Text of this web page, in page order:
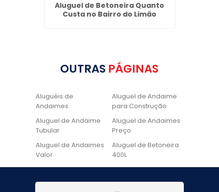
Aluguel de Betoneira Quanto
Custa no Bairro do Limão
OUTRAS PÁGINAS
Aluguéis de
Andaimes
Aluguel de Andaime
para Construção
Aluguel de Andaime
Tubular
Aluguel de Andaimes
Preço
Aluguel de Andaimes
Valor
Aluguel de Betoneira
400L
Aluguel de Betoneira
Cadeira de Pintura